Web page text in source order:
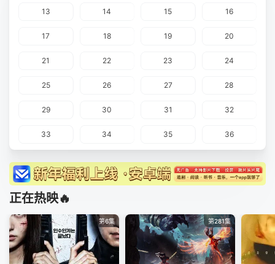
13 14 15 16
17 18 19 20
21 22 23 24
25 26 27 28
29 30 31 32
33 34 35 36
正在热映🔥
第6集 第281集